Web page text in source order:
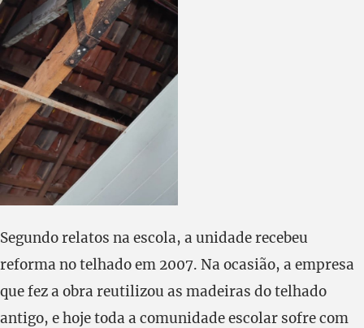
Segundo relatos na escola, a unidade recebeu
reforma no telhado em 2007. Na ocasião, a empresa
que fez a obra reutilizou as madeiras do telhado
antigo, e hoje toda a comunidade escolar sofre com